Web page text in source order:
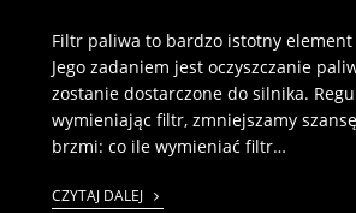
Filtr paliwa to bardzo istotny element
Jego zadaniem jest oczyszczanie
zostanie dostarczone do silnika.
wymieniając filtr, zmniejszamy
brzmi: co ile wymieniać filtr…
CZYTAJ DALEJ